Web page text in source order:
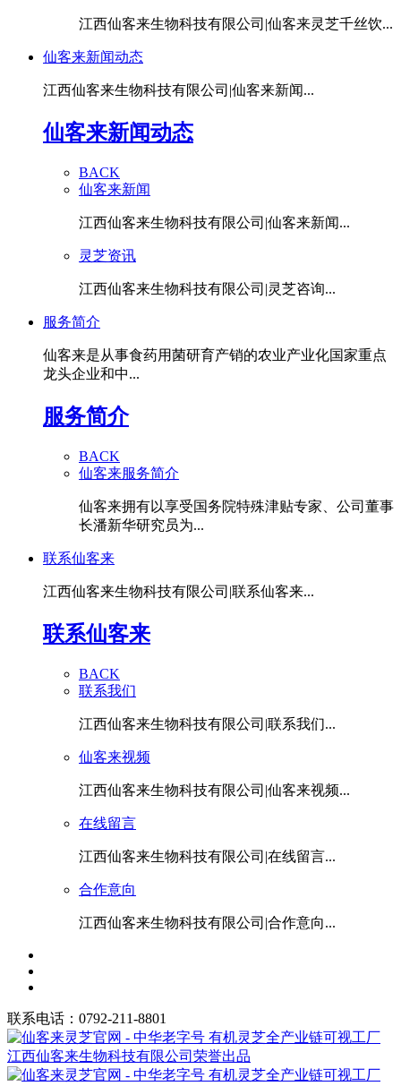
江西仙客来生物科技有限公司|仙客来灵芝千丝饮...
仙客来新闻动态
江西仙客来生物科技有限公司|仙客来新闻...
仙客来新闻动态
BACK
仙客来新闻
江西仙客来生物科技有限公司|仙客来新闻...
灵芝资讯
江西仙客来生物科技有限公司|灵芝咨询...
服务简介
仙客来是从事食药用菌研育产销的农业产业化国家重点
龙头企业和中...
服务简介
BACK
仙客来服务简介
仙客来拥有以享受国务院特殊津贴专家、公司董事
长潘新华研究员为...
联系仙客来
江西仙客来生物科技有限公司|联系仙客来...
联系仙客来
BACK
联系我们
江西仙客来生物科技有限公司|联系我们...
仙客来视频
江西仙客来生物科技有限公司|仙客来视频...
在线留言
江西仙客来生物科技有限公司|在线留言...
合作意向
江西仙客来生物科技有限公司|合作意向...
联系电话：0792-211-8801